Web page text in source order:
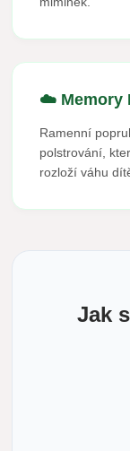
☁️ Memory
Ramenní
polstrování,
rozloží váhu
Jak